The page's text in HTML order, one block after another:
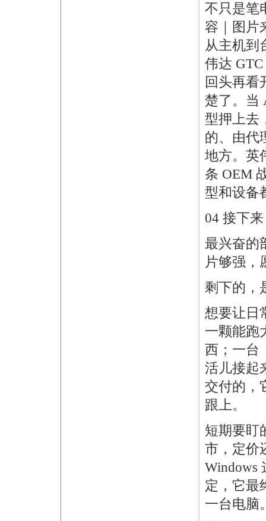
不只是笔
容｜图片
从主机到
伟达
回头再看
楚了。当
型押上去
的、由代
地方。英
条 OEM
型和设备
04 接下
最兴奋
片够强，
剩下的，
想要让日
一颗能跑
西；一台
活儿接起
交付的，
跟上。
短期要盯
市，定价
Windows
定，它最
一台电脑